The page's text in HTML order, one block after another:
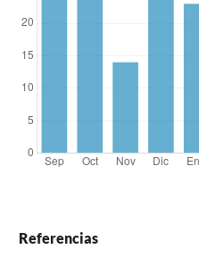
Referencias